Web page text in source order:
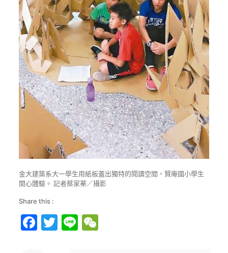
金大建築系大一學生用紙板蓋出獨特的閱讀空間，賢庵國小學生
開心體驗。 記者蔡家蓁／攝影
Share this :
Facebook
Twitter
LineWeChat